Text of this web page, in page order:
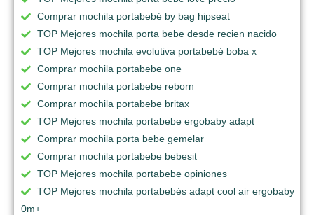
Comprar mochila portabebé by bag hipseat
TOP Mejores mochila porta bebe desde recien nacido
TOP Mejores mochila evolutiva portabebé boba x
Comprar mochila portabebe one
Comprar mochila portabebe reborn
Comprar mochila portabebe britax
TOP Mejores mochila portabebe ergobaby adapt
Comprar mochila porta bebe gemelar
Comprar mochila portabebe bebesit
TOP Mejores mochila portabebe opiniones
TOP Mejores mochila portabebés adapt cool air ergobaby
0m+